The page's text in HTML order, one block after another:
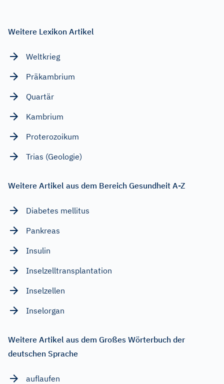
Weitere Lexikon Artikel
Weltkrieg
Präkambrium
Quartär
Kambrium
Proterozoikum
Trias (Geologie)
Weitere Artikel aus dem Bereich Gesundheit A-Z
Diabetes mellitus
Pankreas
Insulin
Inselzelltransplantation
Inselzellen
Inselorgan
Weitere Artikel aus dem Großes Wörterbuch der
deutschen Sprache
auflaufen